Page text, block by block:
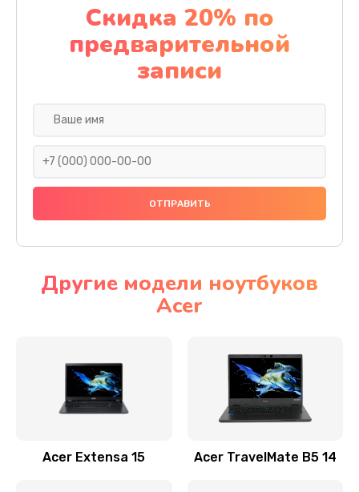
Чистка от пыли
1060 руб.
Заказать
Ремонт подсветки
Настройка BIOS
Замена видеочипа
Заказать
Скидка 20% по
предварительной
записи
Другие модели ноутбуков
Acer
Acer Extensa 15 Acer TravelMate B5 14